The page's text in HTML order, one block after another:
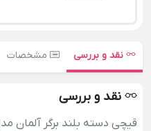
نقد و بررسی مشخصات
نقد و بررسی
قیچی دسته بلند برگر آلمان مدل